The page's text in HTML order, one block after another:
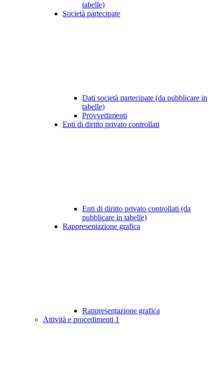
tabelle)
Società partecipate
Dati società partecipate (da pubblicare in
tabelle)
Provvedimenti
Enti di diritto privato controllati
Enti di diritto privato controllati (da
pubblicare in tabelle)
Rappresentazione grafica
Rappresentazione grafica
Attività e procedimenti 1